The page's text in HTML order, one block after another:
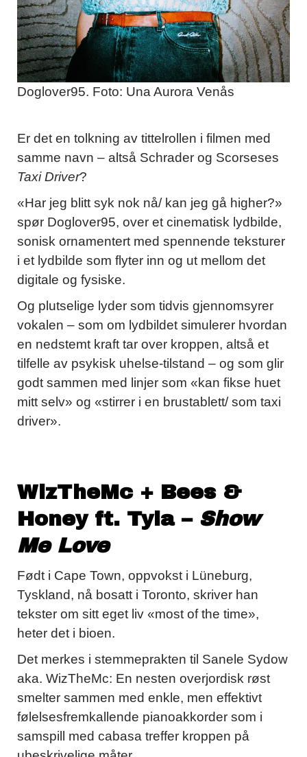
Doglover95. Foto: Una Aurora Venås
Er det en tolkning av tittelrollen i filmen med
samme navn – altså Schrader og Scorseses
Taxi Driver?
«Har jeg blitt syk nok nå/ kan jeg gå higher?»
spør Doglover95, over et cinematisk lydbilde,
sonisk ornamentert med spennende teksturer
i et lydbilde som flyter inn og ut mellom det
digitale og fysiske.
Og plutselige lyder som tidvis gjennomsyrer
vokalen – som om lydbildet simulerer hvordan
en nedstemt kraft tar over kroppen, altså et
tilfelle av psykisk uhelse-tilstand – og som glir
godt sammen med linjer som «kan fikse huet
mitt selv» og «stirrer i en brustablett/ som taxi
driver».
WizTheMc + Bees &
Honey ft. Tyla – Show
Me Love
Født i Cape Town, oppvokst i Lüneburg,
Tyskland, nå bosatt i Toronto, skriver han
tekster om sitt eget liv «most of the time»,
heter det i bioen.
Det merkes i stemmeprakten til Sanele Sydow
aka. WizTheMc: En nesten overjordisk røst
smelter sammen med enkle, men effektivt
følelsesfremkallende pianoakkorder som i
samspill med cabasa treffer kroppen på